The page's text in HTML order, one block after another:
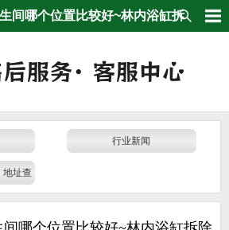
间哪个位置比较好~林内浴缸拆
行业新闻
地址查